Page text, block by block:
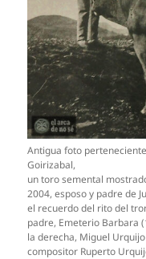
Antigua foto
Goirizabal,
un toro semental
2004, esposo y padre de
el recuerdo del rito del
padre, Emeterio Barbara
la derecha, Miguel
compositor Ruperto